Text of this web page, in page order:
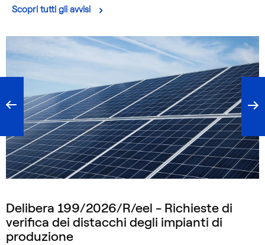
Scopri tutti gli avvisi
Delibera 199/2026/R/eel - Richieste di
verifica dei distacchi degli impianti di
produzione